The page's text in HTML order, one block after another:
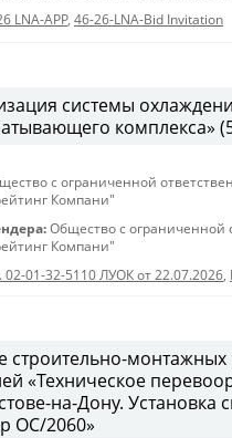
LNA-APP, 46-26-LNA-Bid Invitation
системы
комплекса»
с ограниченной
Компани"
Общество с ограниченной
Компани"
02-01-32-5110 ЛУОК от 22.07.2026,
монтажных
«Техническое
на-Дону.
ОС/2060»